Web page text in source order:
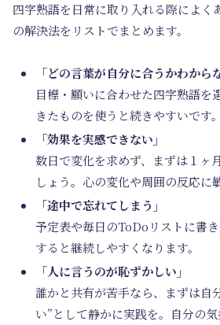
四字熟語を日常に取り入れる際によく
の解決法をリストでまとめます。
「どの言葉が自分に合うかわから
目標・願いに合わせた四字熟語を
きたものを使うと続きやすいです。
「効果を実感できない」
数日で変化を求めず、まずは１ヶ
しょう。心の変化や周囲の反応に
「途中で忘れてしまう」
予定表や毎日のToDoリストに書
すると継続しやすくなります。
「人に言うのが恥ずかしい」
誰かと共有が苦手なら、まずは自
い”として静かに実践を。自分の